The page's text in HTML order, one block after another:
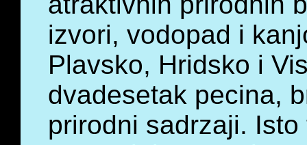
izvori, vodopad i
Plavsko, Hridsko i
dvadesetak pecina,
prirodni sadrzaji.